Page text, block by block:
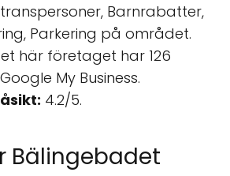
Barnrabatter,
Parkering på området.
här företaget har 126
My Business.
4.2/5.
Bälingebadet